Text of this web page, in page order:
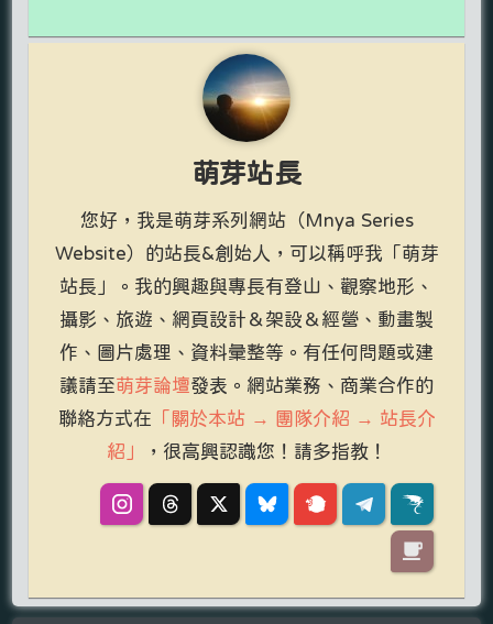
萌芽站長
您好，我是萌芽系列網站（Mnya Series
Website）的站長&創始人，可以稱呼我「萌芽
站長」。我的興趣與專長有登山、觀察地形、
攝影、旅遊、網頁設計＆架設＆經營、動畫製
作、圖片處理、資料彙整等。有任何問題或建
議請至萌芽論壇發表。網站業務、商業合作的
聯絡方式在 「關於本站 → 團隊介紹 → 站長介
紹」
，很高興認識您！請多指教！